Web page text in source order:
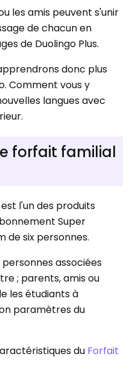
les amis peuvent s'unir
de chacun en
de Duolingo Plus.
donc plus
Comment vous y
langues avec
forfait familial
l'un des produits
Super
de six personnes.
associées
; parents, amis ou
les étudiants à
paramètres du
du Forfait